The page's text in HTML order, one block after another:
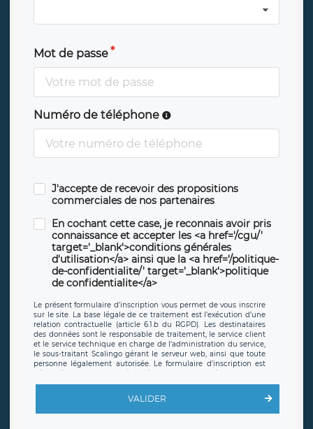
Mot de passe
Numéro de téléphone
J'accepte de recevoir des propositions
commerciales de nos partenaires
En cochant cette case, je reconnais avoir pris
connaissance et accepter les <a href='/cgu/'
target='_blank'>conditions générales
d'utilisation</a> ainsi que la <a href='/politique-
de-confidentialite/' target='_blank'>politique
de confidentialite</a>
Le présent formulaire d’inscription vous permet de vous inscrire
sur le site. La base légale de ce traitement est l’exécution d’une
relation contractuelle (article 6.1.b du RGPD). Les destinataires
des données sont le responsable de traitement, le service client
et le service technique en charge de l’administration du service,
le sous-traitant Scalingo gérant le serveur web, ainsi que toute
personne légalement autorisée. Le formulaire d’inscription est
offrant desclauses de protection conformes au RGPD. Les
en sollicite la suppression, étant entendu que vous pouvez
demander la suppression de vos données et retirer votre
VALIDER